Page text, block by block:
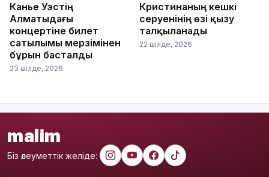
Канье Уэстің
Алматыдағы
концертіне билет
сатылымы мерзімінен
бұрын басталды
23 шілде, 2026
Кристинаның кешкі
серуенінің өзі қызу
талқыланады
22 шілде, 2026
malim
Біз әлеуметтік желіде: